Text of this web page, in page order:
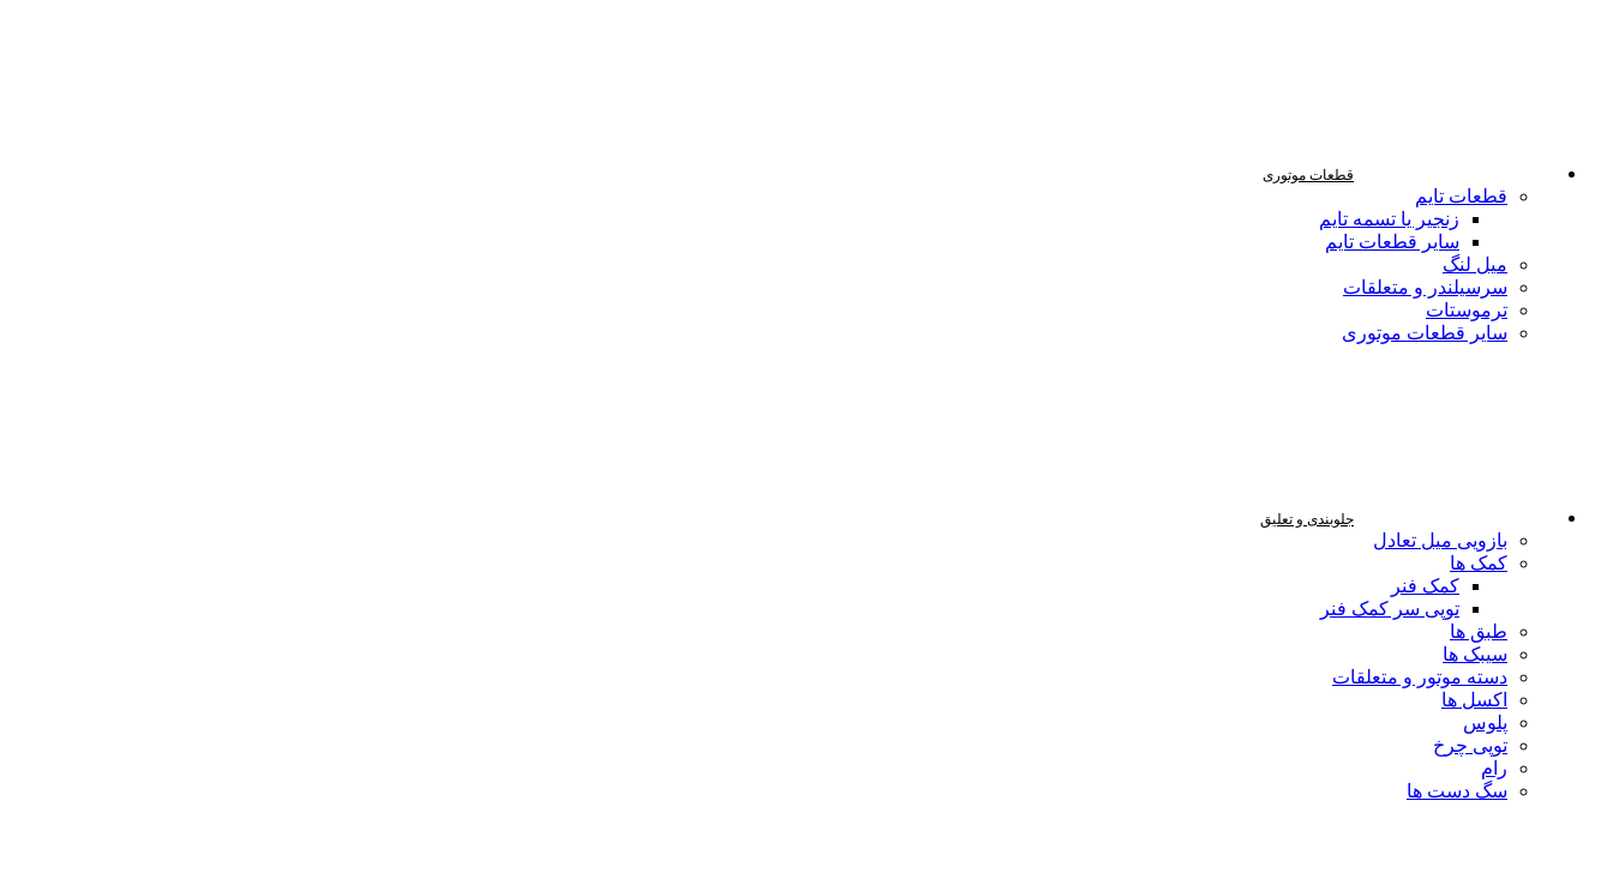
قطعات موتوری
قطعات تایم
زنجیر یا تسمه تایم
سایر قطعات تایم
میل لنگ
سرسیلندر و متعلقات
ترموستات
سایر قطعات موتوری
جلوبندی و تعلیق
بازویی میل تعادل
کمک ها
کمک فنر
توپی سر کمک فنر
طبق ها
سیبک ها
دسته موتور و متعلقات
اکسل ها
پلوس
توپی چرخ
رام
سگ دست ها